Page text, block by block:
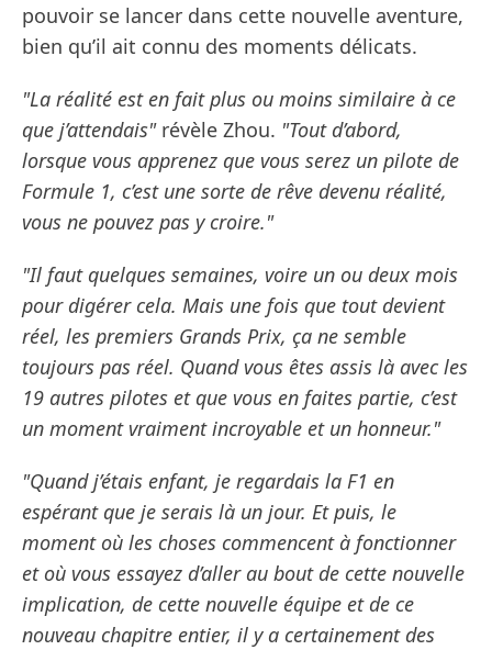
pouvoir se lancer dans cette nouvelle aventure,
bien qu’il ait connu des moments délicats.
"La réalité est en fait plus ou moins similaire à ce
que j’attendais"révèle Zhou. "Tout d’abord,
lorsque vous apprenez que vous serez un pilote de
Formule 1, c’est une sorte de rêve devenu réalité,
vous ne pouvez pas y croire."
"Il faut quelques semaines, voire un ou deux mois
pour digérer cela. Mais une fois que tout devient
réel, les premiers Grands Prix, ça ne semble
toujours pas réel. Quand vous êtes assis là avec les
19 autres pilotes et que vous en faites partie, c’est
un moment vraiment incroyable et un honneur."
"Quand j’étais enfant, je regardais la F1 en
espérant que je serais là un jour. Et puis, le
moment où les choses commencent à fonctionner
et où vous essayez d’aller au bout de cette nouvelle
implication, de cette nouvelle équipe et de ce
nouveau chapitre entier, il y a certainement des